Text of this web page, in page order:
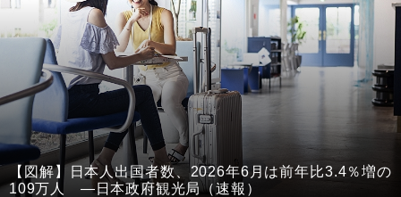
【図解】日本人出国者数、2026年6月は前年比3.4％増の
109万人 ―日本政府観光局（速報）